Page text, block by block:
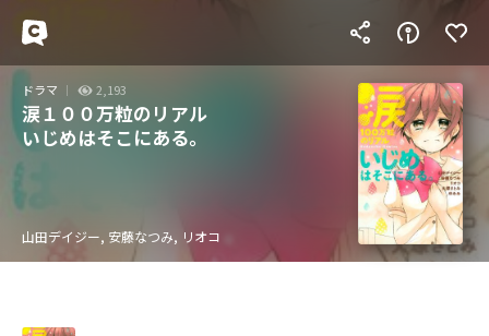
ドラマ 2,193
涙１００万粒のリアル
いじめはそこにある。
山田デイジー, 安藤なつみ, リオコ